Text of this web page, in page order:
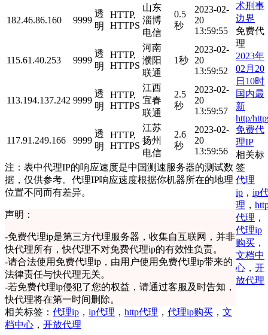
182.46.86.160 9999
透
明
HTTP,
HTTPS
山东
淄博
电信
0.5
秒
2023-02-
20
13:59:55
115.61.40.253 9999
透
明
HTTP,
HTTPS
河南
濮阳
联通
1秒
2023-02-
20
13:59:52
113.194.137.242 9999
透
明
HTTP,
HTTPS
江西
宜春
联通
2.5
秒
2023-02-
20
13:59:57
117.91.249.166 9999
透
明
HTTP,
HTTPS
江苏
扬州
电信
2.6
秒
2023-02-
20
13:59:56
注：表中代理IP的响应速度是中国测速服务器的测试数
据，仅供参考。代理IP响应速度根据你机器所在的地理
位置不同而有差异。
声明：
-免费代理ip是第三方代理服务器，收集自互联网，并非
快代理所有，快代理不对免费代理ip的有效性负责。
-请合法使用免费代理ip，由用户使用免费代理ip带来的
法律责任与快代理无关。
-若免费代理ip侵犯了您的权益，请通过客服及时告知，
快代理将在第一时间删除。
相关标签： 代理ip ， ip代理 ， http代理 ， 代理ip购买 ， 文
档中心 ， 开放代理
术刑事
边界
免费代
理
2023年
02月20
日10时
国内最
新
http/
免费代
理IP
相关标
签
代理
ip ， ip
理 ，
代理 ，
代理ip
购买 ，
文档中
心 ， 开
放代理